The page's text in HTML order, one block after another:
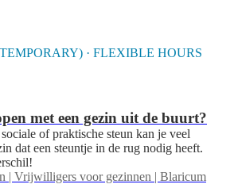
· FLEXIBLE HOURS
met een gezin uit de buurt?
of praktische steun kan je veel
dat een steuntje in de rug nodig heeft.
| Vrijwilligers voor gezinnen | Blaricum